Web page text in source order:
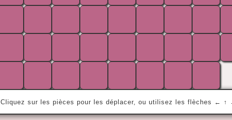
Cliquez sur les pièces pour les déplacer, ou utilisez les flèches ← ↑